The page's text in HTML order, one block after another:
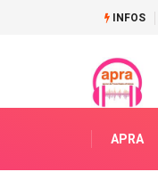
INFOS
APRA